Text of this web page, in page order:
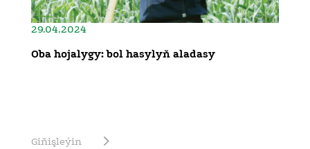
29.04.2024
Oba hojalygy: bol hasylyň aladasy
Giňişleýin